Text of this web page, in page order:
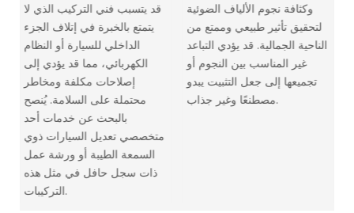
قد يتسبب فني التركيب الذي لا
يتمتع بالخبرة في إتلاف الجزء
الداخلي للسيارة أو النظام
الكهربائي، مما قد يؤدي إلى
إصلاحات مكلفة ومخاطر
محتملة على السلامة. يُنصح
بالبحث عن خدمات أحد
متخصصي تعديل السيارات ذوي
السمعة الطيبة أو ورشة عمل
ذات سجل حافل في مثل هذه
التركيبات.
وكثافة نجوم الألياف الضوئية
لتحقيق تأثير طبيعي وممتع من
الناحية الجمالية. قد يؤدي التباعد
غير المناسب بين النجوم أو
تجميعها إلى جعل التثبيت يبدو
مصطنعًا وغير جذاب.